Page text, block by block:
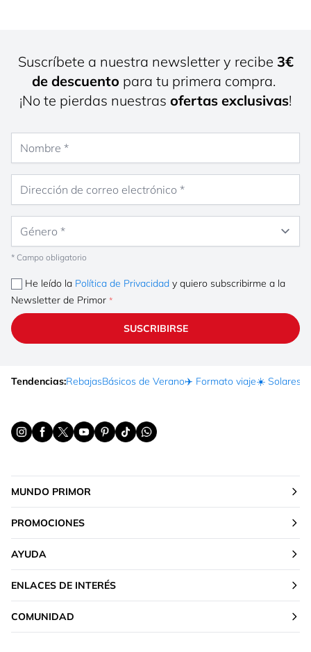
Suscríbete a nuestra newsletter y recibe 3€
de descuento para tu primera compra.
¡No te pierdas nuestras ofertas exclusivas!
* Campo obligatorio
He leído la Política de Privacidad y quiero subscribirme a la
Newsletter de Primor
SUSCRIBIRSE
Tendencias:RebajasBásicos de Verano✈️ Formato viaje☀️ Solares
MUNDO PRIMOR
PROMOCIONES
AYUDA
ENLACES DE INTERÉS
COMUNIDAD